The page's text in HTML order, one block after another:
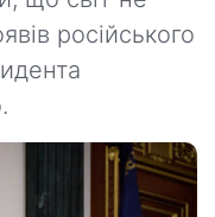
російського